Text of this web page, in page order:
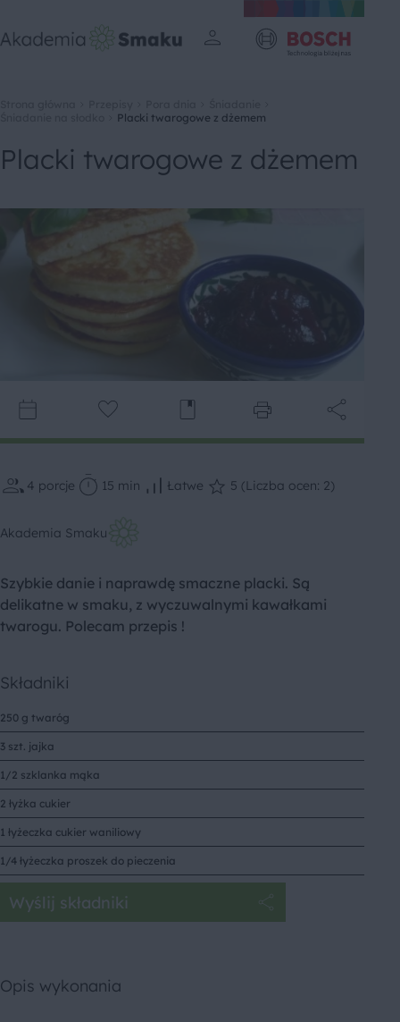
Placki twarogowe z dżemem
Placki twarogowe z dżemem
4 porcje 15 min Łatwe 5 (Liczba ocen: 2)
Akademia Smaku
Szybkie danie i naprawdę smaczne placki. Są
delikatne w smaku, z wyczuwalnymi kawałkami
twarogu. Polecam przepis !
Składniki
250 g twaróg
3 szt. jajka
1/2 szklanka mąka
2 łyżka cukier
1 łyżeczka cukier waniliowy
1/4 łyżeczka proszek do pieczenia
Wyślij składniki
Opis wykonania